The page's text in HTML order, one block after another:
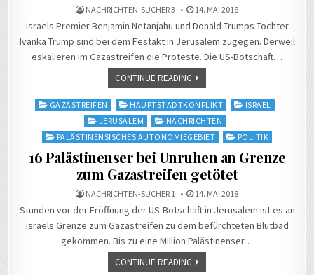
NACHRICHTEN-SUCHER 3 14. MAI 2018
Israels Premier Benjamin Netanjahu und Donald Trumps Tochter
Ivanka Trump sind bei dem Festakt in Jerusalem zugegen. Derweil
eskalieren im Gazastreifen die Proteste. Die US-Botschaft…
CONTINUE READING
Posted
GAZASTREIFEN HAUPTSTADTKONFLIKT
ISRAEL
JERUSALEM
NACHRICHTEN
PALÄSTINENSISCHES AUTONOMIEGEBIET
POLITIK
16 Palästinenser bei Unruhen an Grenze
zum Gazastreifen getötet
NACHRICHTEN-SUCHER 1 14. MAI 2018
Stunden vor der Eröffnung der US-Botschaft in Jerusalem ist es an
Israels Grenze zum Gazastreifen zu dem befürchteten Blutbad
gekommen. Bis zu eine Million Palästinenser…
CONTINUE READING